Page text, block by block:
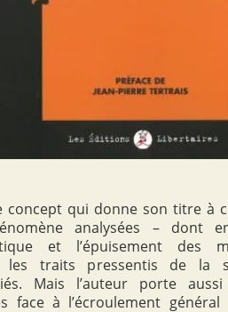
concept qui donne son titre à
analysées – dont
et l’épuisement des
les traits pressentis de la
Mais l’auteur porte
face à l’écroulement